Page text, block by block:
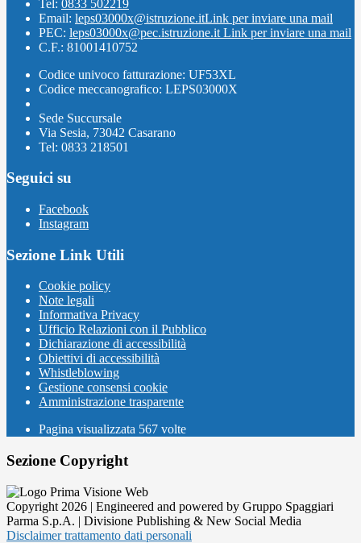
Tel: 0833 502219
Email: leps03000x@istruzione.itLink per inviare una mail
PEC: leps03000x@pec.istruzione.it Link per inviare una mail
C.F.: 81001410752
Codice univoco fatturazione: UF53XL
Codice meccanografico: LEPS03000X
Sede Succursale
Via Sesia, 73042 Casarano
Tel: 0833 218501
Seguici su
Facebook
Instagram
Sezione Link Utili
Cookie policy
Note legali
Informativa Privacy
Ufficio Relazioni con il Pubblico
Dichiarazione di accessibilità
Obiettivi di accessibilità
Whistleblowing
Gestione consensi cookie
Amministrazione trasparente
Pagina visualizzata 567 volte
Sezione Copyright
Copyright 2026 | Engineered and powered by Gruppo Spaggiari
Parma S.p.A. | Divisione Publishing & New Social Media
Disclaimer trattamento dati personali